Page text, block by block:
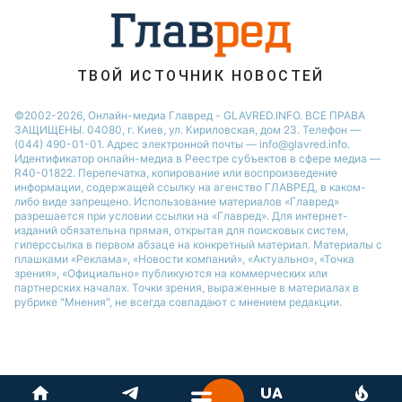
София Ротару
Ольга Сумская
ТВОЙ ИСТОЧНИК НОВОСТЕЙ
©2002-2026, Онлайн-медиа Главред - GLAVRED.INFO. ВСЕ ПРАВА
ЗАЩИЩЕНЫ. 04080, г. Киев, ул. Кириловская, дом 23. Телефон —
(044) 490-01-01. Адрес электронной почты — info@glavred.info.
Идентификатор онлайн-медиа в Реестре cубъектов в сфере медиа —
R40-01822. Перепечатка, копирование или воспроизведение
информации, содержащей ссылку на агенство ГЛАВРЕД, в каком-
либо виде запрещено. Использование материалов «Главред»
разрешается при условии ссылки на «Главред». Для интернет-
изданий обязательна прямая, открытая для поисковых систем,
гиперссылка в первом абзаце на конкретный материал. Материалы с
плашками «Реклама», «Новости компаний», «Актуально», «Точка
зрения», «Официально» публикуются на коммерческих или
партнерских началах. Точки зрения, выраженные в материалах в
рубрике "Мнения", не всегда совпадают с мнением редакции.